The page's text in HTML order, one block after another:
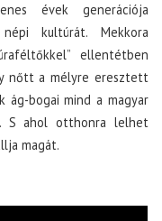
évek generációja
kultúrát. Mekkora
ellentétben
nőtt a mélyre eresztett
ág-bogai mind a magyar
S ahol otthonra lelhet
magát.